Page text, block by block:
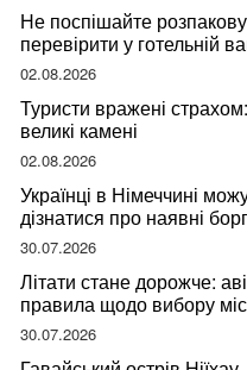
Не поспішайте
перевірити у готельній
мандрівниці
02.08.2026
Туристи вражені
великі камені
02.08.2026
Українці в Німеччині
дізнатися про наявні
30.07.2026
Літати стане дорожче:
правила щодо вибору
30.07.2026